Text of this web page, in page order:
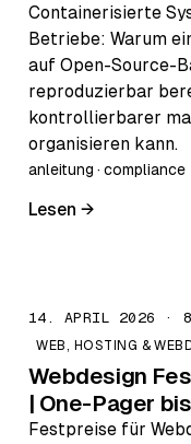
Containerisierte
Betriebe: Warum
auf Open-Source-
reproduzierbar
kontrollierbarer
organisieren kann.
anleitung · compliance
Lesen →
14. APRIL 2026 ·
WEB, HOSTING &
Webdesign
| One-Pager
Festpreise für